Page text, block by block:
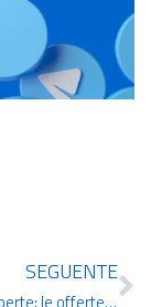
SEGUENTE